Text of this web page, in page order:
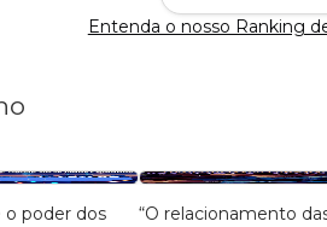
Entenda o nosso Ranking
o poder dos
“O relacionamento